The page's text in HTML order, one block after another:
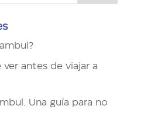
ver antes de viajar a
Una guía para no